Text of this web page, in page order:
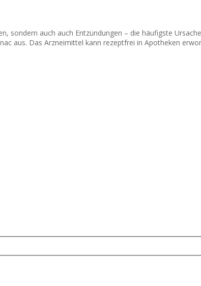
auch auch Entzündungen – die häufigste
aus. Das Arzneimittel kann rezeptfrei in Apotheken